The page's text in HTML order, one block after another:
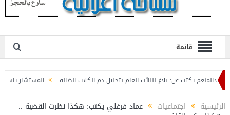
قائمة
يكتب عن: بلاغ للنائب العام بتحليل دم الكلاب الضالة
المستشار ياسين
الرئيسية اجتماعيات عماد فرغلي يكتب: هكذا نظرت القضية ..